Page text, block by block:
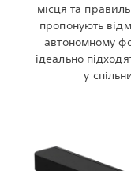
місця та
пропонують
автономному
ідеально
у